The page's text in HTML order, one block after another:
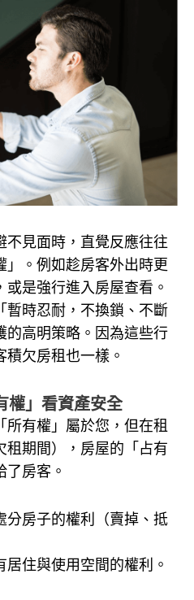
不見面時，直覺反應往往
」。例如趁房客外出時更
是強行進入房屋查看。
暫時忍耐，不換鎖、不斷
的高明策略。因為這些行
欠房租也一樣。
權」看資產安全
有權」屬於您，但在租
租期間），房屋的「占有
房客。
分房子的權利（賣掉、抵
居住與使用空間的權利。